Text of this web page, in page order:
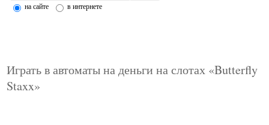
на сайте в интернете
Играть в автоматы на деньги на слотах «Butterfly
Staxx»